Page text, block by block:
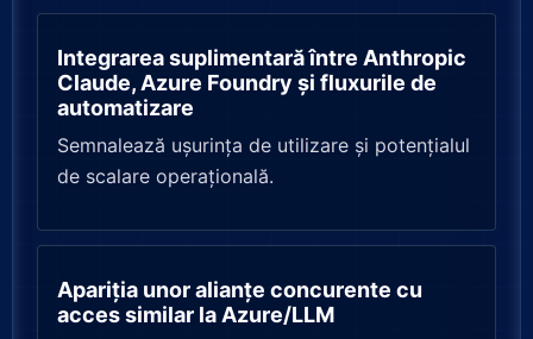
Integrarea suplimentară între Anthropic
Claude, Azure Foundry și fluxurile de
automatizare
Semnalează ușurința de utilizare și potențialul
de scalare operațională.
Apariția unor alianțe concurente cu
acces similar la Azure/LLM